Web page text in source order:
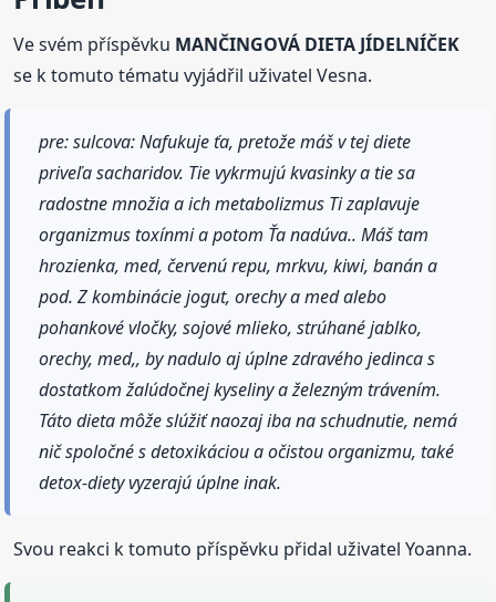
Ve svém příspěvku MANČINGOVÁ DIETA JÍDELNÍČEK
se k tomuto tématu vyjádřil uživatel Vesna.
pre: sulcova: Nafukuje ťa, pretože máš v tej diete
priveľa sacharidov. Tie vykrmujú kvasinky a tie sa
radostne množia a ich metabolizmus Ti zaplavuje
organizmus toxínmi a potom Ťa nadúva.. Máš tam
hrozienka, med, červenú repu, mrkvu, kiwi, banán a
pod. Z kombinácie jogut, orechy a med alebo
pohankové vločky, sojové mlieko, strúhané jablko,
orechy, med,, by nadulo aj úplne zdravého jedinca s
dostatkom žalúdočnej kyseliny a železným trávením.
Táto dieta môže slúžiť naozaj iba na schudnutie, nemá
nič spoločné s detoxikáciou a očistou organizmu, také
detox-diety vyzerajú úplne inak.
Svou reakci k tomuto příspěvku přidal uživatel Yoanna.